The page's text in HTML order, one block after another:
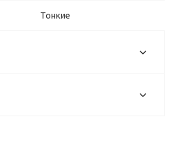
Тонкие